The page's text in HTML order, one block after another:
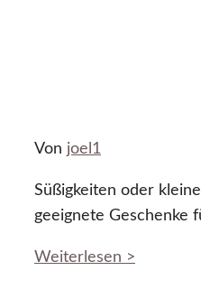
Von joel1
Süßigkeiten oder
geeignete Geschenke
Weiterlesen >